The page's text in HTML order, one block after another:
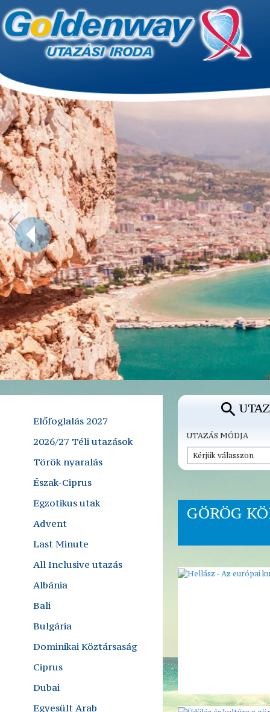
Előfoglalás 2027
2026/27 Téli utazások
Török nyaralás
Észak-Ciprus
Egzotikus utak
Advent
Last Minute
All Inclusive utazás
Albánia
Bali
Bulgária
Dominikai Köztársaság
Ciprus
Dubai
Egyesült Arab
UTAZÁS MÓDJA
GÖRÖG